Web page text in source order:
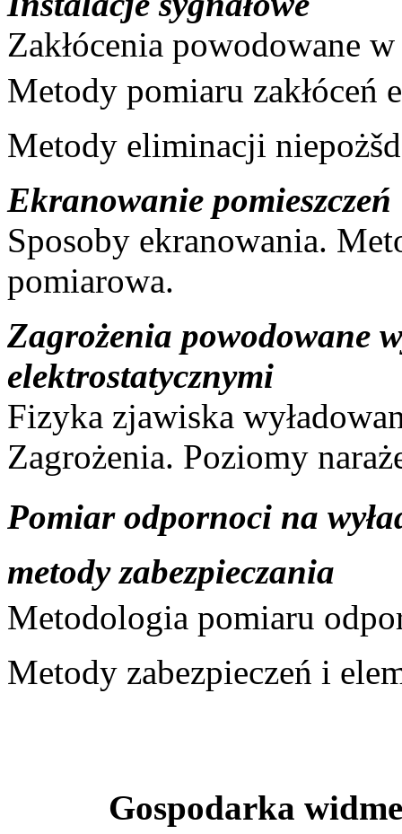
Zakłócenia powodowane
Metody pomiaru zakłóceń
Metody eliminacji
Ekranowanie pomieszczeń
Sposoby ekranowania.
pomiarowa.
Zagrożenia powodowane
elektrostatycznymi
Fizyka zjawiska
Zagrożenia. Poziomy
Pomiar odpornoci na
metody zabezpieczania
Metodologia pomiaru
Metody zabezpieczeń i
Gospodarka